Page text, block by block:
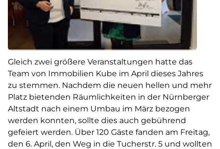
Gleich zwei größere Veranstaltungen hatte das
Team von Immobilien Kube im April dieses Jahres
zu stemmen. Nachdem die neuen hellen und mehr
Platz bietenden Räumlichkeiten in der Nürnberger
Altstadt nach einem Umbau im März bezogen
werden konnten, sollte dies auch gebührend
gefeiert werden. Über 120 Gäste fanden am Freitag,
den 6. April, den Weg in die Tucherstr. 5 und wollten